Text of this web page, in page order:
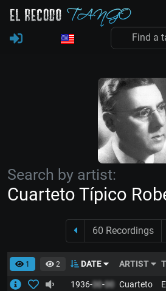
Search by artist:
Cuarteto Típico
60 Recordings
1 2 DATE ARTIST
1936-00-00 Cuarteto